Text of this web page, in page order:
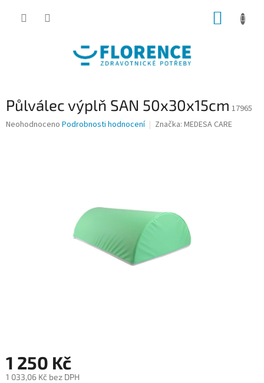
Půlválec výplň SAN 50x30x15cm 17965
Průměrné
Neohodnoceno Podrobnosti hodnocení Značka: MEDESA CARE
1 250 Kč
1 033,06 Kč bez DPH